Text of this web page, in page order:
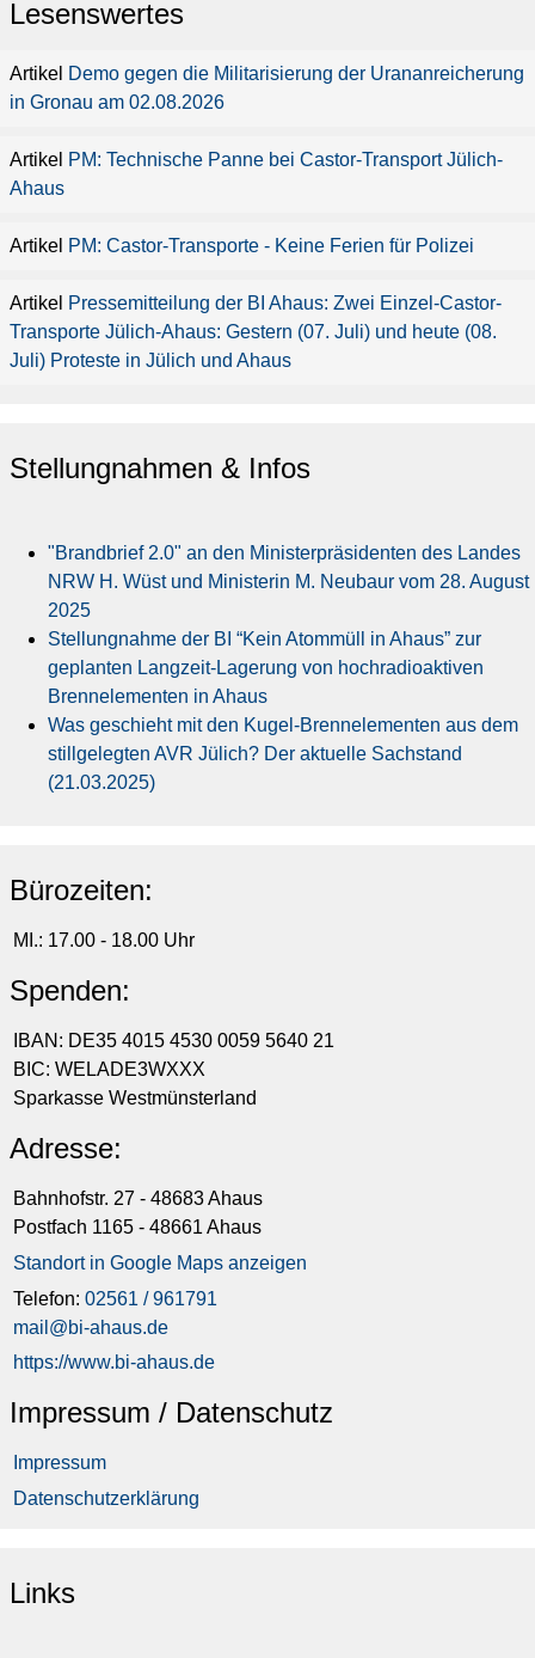
Lesenswertes
Demo gegen die Militarisierung der Urananreicherung
in Gronau am 02.08.2026
PM: Technische Panne bei Castor-Transport Jülich-
Ahaus
PM: Castor-Transporte - Keine Ferien für Polizei
Pressemitteilung der BI Ahaus: Zwei Einzel-Castor-
Transporte Jülich-Ahaus: Gestern (07. Juli) und heute (08.
Juli) Proteste in Jülich und Ahaus
Stellungnahmen & Infos
"Brandbrief 2.0" an den Ministerpräsidenten des Landes
NRW H. Wüst und Ministerin M. Neubaur vom 28. August
2025
Stellungnahme der BI “Kein Atommüll in Ahaus” zur
geplanten Langzeit-Lagerung von hochradioaktiven
Brennelementen in Ahaus
Was geschieht mit den Kugel-Brennelementen aus dem
stillgelegten AVR Jülich? Der aktuelle Sachstand
(21.03.2025)
Bürozeiten:
MI.: 17.00 - 18.00 Uhr
Spenden:
IBAN: DE35 4015 4530 0059 5640 21
BIC: WELADE3WXXX
Sparkasse Westmünsterland
Adresse:
Bahnhofstr. 27 - 48683 Ahaus
Postfach 1165 - 48661 Ahaus
Standort in Google Maps anzeigen
Telefon:02561 / 961791
mail@bi-ahaus.de
https://www.bi-ahaus.de
Impressum / Datenschutz
Impressum
Datenschutzerklärung
Links